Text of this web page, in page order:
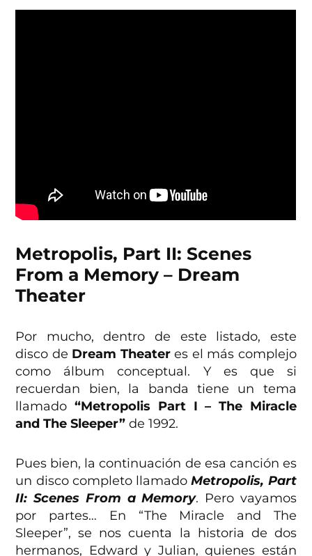
Metropolis, Part II: Scenes
From a Memory – Dream
Theater
Por mucho, dentro de este listado, este
disco de Dream Theateres el más complejo
como álbum conceptual. Y es que si
recuerdan bien, la banda tiene un tema
llamado“Metropolis Part I – The Miracle
and The Sleeper” de 1992.
Pues bien, la continuación de esa canción es
un disco completo llamadoMetropolis, Part
II: Scenes From a Memory. Pero vayamos
por partes… En “The Miracle and The
Sleeper”, se nos cuenta la historia de dos
hermanos, Edward y Julian, quienes están